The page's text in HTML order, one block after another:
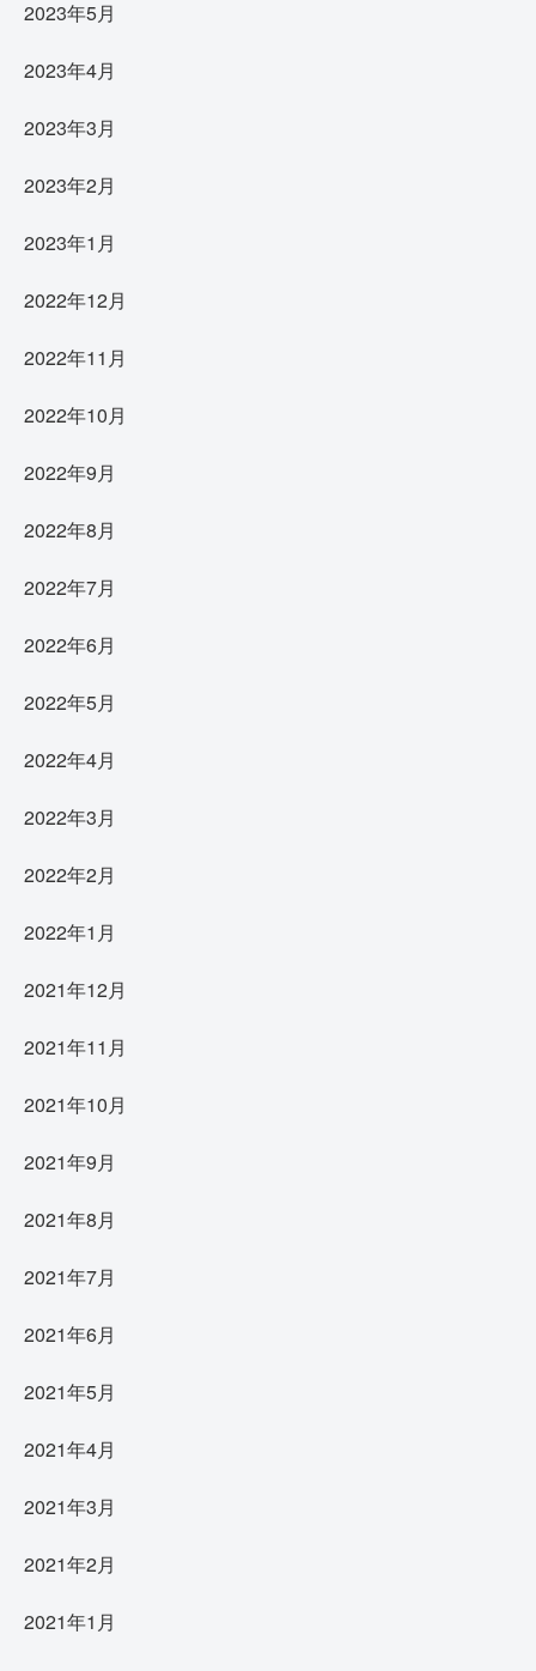
2023年5月
2023年4月
2023年3月
2023年2月
2023年1月
2022年12月
2022年11月
2022年10月
2022年9月
2022年8月
2022年7月
2022年6月
2022年5月
2022年4月
2022年3月
2022年2月
2022年1月
2021年12月
2021年11月
2021年10月
2021年9月
2021年8月
2021年7月
2021年6月
2021年5月
2021年4月
2021年3月
2021年2月
2021年1月